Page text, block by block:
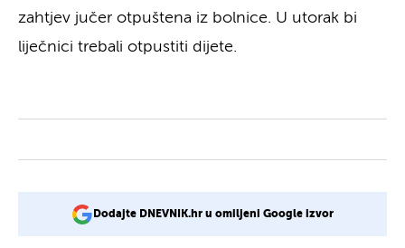
zahtjev jučer otpuštena iz bolnice. U utorak bi
liječnici trebali otpustiti dijete.
Dodajte DNEVNIK.hr u omiljeni Google izvor